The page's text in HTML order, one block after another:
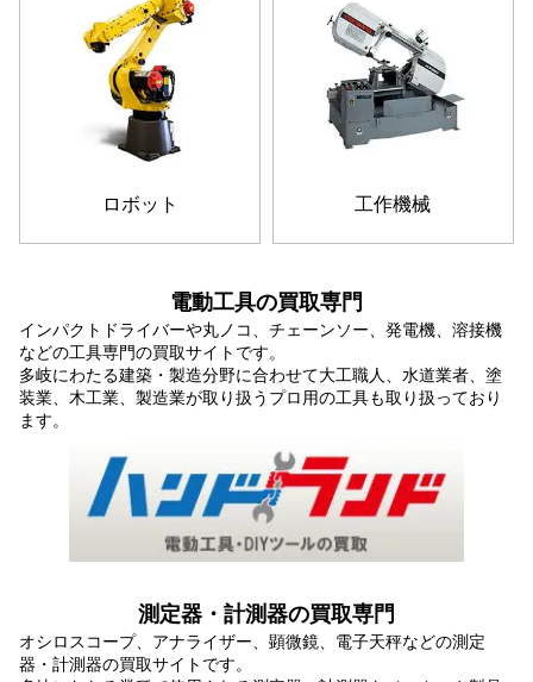
ロボット 工作機械
電動工具の買取専門
インパクトドライバーや丸ノコ、チェーンソー、発電機、溶接機
などの工具専門の買取サイトです。
多岐にわたる建築・製造分野に合わせて大工職人、水道業者、塗
装業、木工業、製造業が取り扱うプロ用の工具も取り扱っており
ます。
測定器・計測器の買取専門
オシロスコープ、アナライザー、顕微鏡、電子天秤などの測定
器・計測器の買取サイトです。